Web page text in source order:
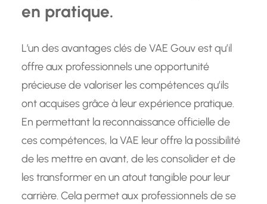
en pratique.
L’un des avantages clés de VAE Gouv est qu’il
offre aux professionnels une opportunité
précieuse de valoriser les compétences qu’ils
ont acquises grâce à leur expérience pratique.
En permettant la reconnaissance officielle de
ces compétences, la VAE leur offre la possibilité
de les mettre en avant, de les consolider et de
les transformer en un atout tangible pour leur
carrière. Cela permet aux professionnels de se